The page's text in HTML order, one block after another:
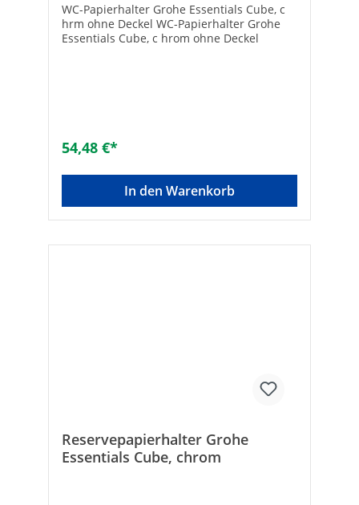
WC-Papierhalter Grohe Essentials Cube, c
hrm ohne Deckel WC-Papierhalter Grohe
Essentials Cube, c hrom ohne Deckel
54,48 €*
In den Warenkorb
Reservepapierhalter Grohe
Essentials Cube, chrom